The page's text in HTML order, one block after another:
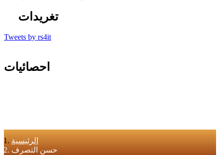
تغريدات
Tweets by rs4it
احصائيات
الرئيسية
حسن التصرف